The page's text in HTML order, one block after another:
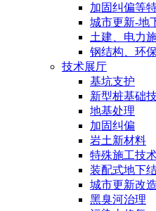
加固纠偏等
城市更新-地
土建、电力
钢结构、环
技术展厅
基坑支护
新型桩基础
地基处理
加固纠偏
岩土新材料
特殊施工技
装配式地下
城市更新改造
黑臭河治理